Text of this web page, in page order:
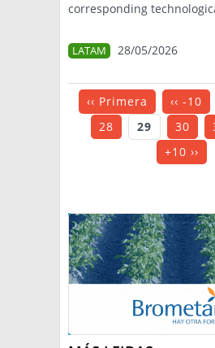
corresponding
LATAM 28/05/2026
‹‹ Primera ‹‹ -10
28
29 30
+10 ››